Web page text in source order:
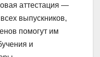
аттестация —
выпускников,
помогут им
и